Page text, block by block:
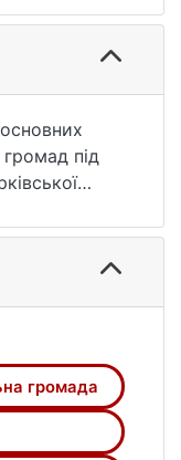
кер. О. Л.
282
під
в умовах
особливості
громада